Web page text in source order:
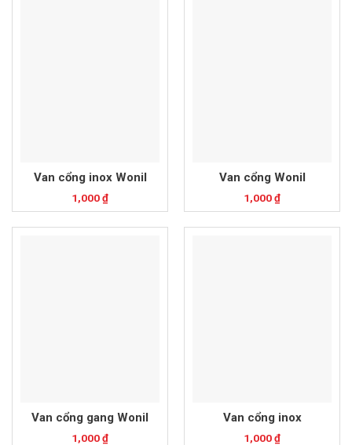
Van cổng inox Wonil
1,000₫
Van cổng Wonil
1,000₫
Van cổng gang Wonil
1,000₫
Van cổng inox
1,000₫